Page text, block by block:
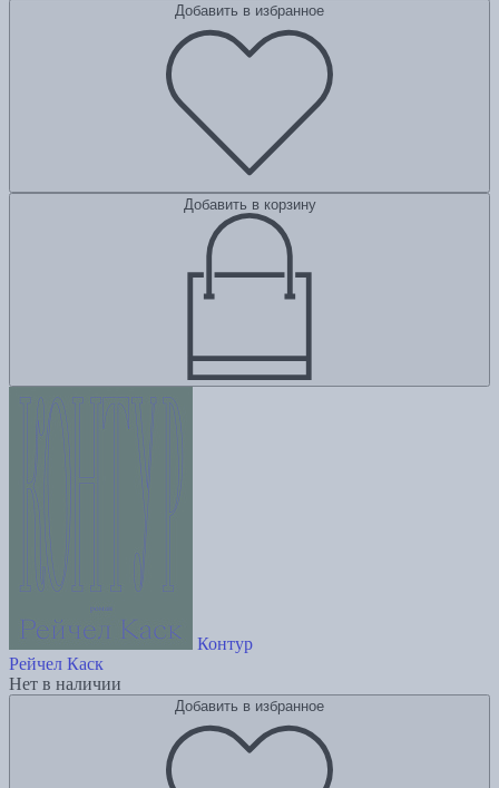
Добавить в избранное
Добавить в корзину
Контур
Рейчел Каск
Нет в наличии
Добавить в избранное